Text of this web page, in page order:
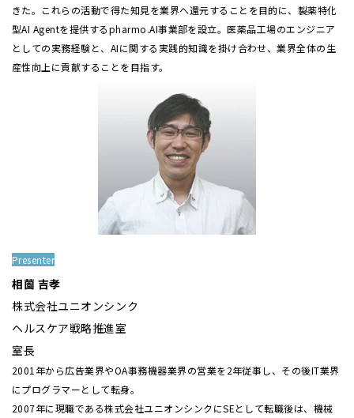
きた。これらの活動で得た知見を業界へ還元することを目的に、製薬特化
型AI Agentを提供するpharmo.AI事業部を設立。医薬品工場のエンジニア
としての実務経験と、AIに関する実践的知識を掛け合わせ、業界全体の生
産性向上に貢献することを目指す。
Presenter
相薗 吉孝
株式会社ユニオンシンク
ヘルスケア戦略推進室
室長
2001年から広告業界やOA事務機器業界の営業を2年従事し、その後IT業界
にプログラマーとして転身。
2007年に現職である株式会社ユニオンシンクにSEとして転職後は、機械